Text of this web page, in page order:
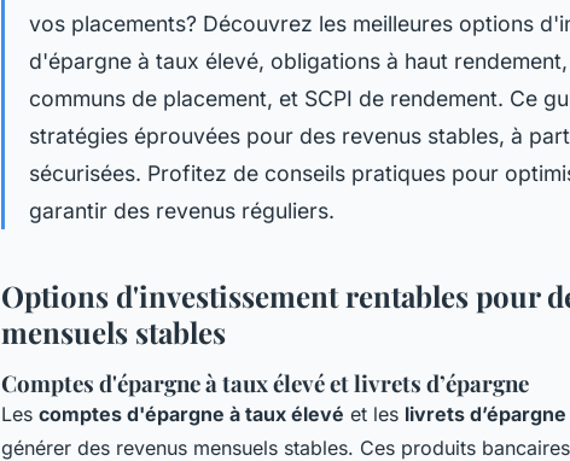
vos placements? Découvrez les meilleures options
d'épargne à taux élevé, obligations à haut
communs de placement, et SCPI de rendement. Ce
stratégies éprouvées pour des revenus stables, à
sécurisées. Profitez de conseils pratiques pour
garantir des revenus réguliers.
Options d'investissement rentables pour
mensuels stables
Comptes d'épargne à taux élevé et livrets d’épargne
Les comptes d'épargne à taux élevé et les livrets d’épargne
générer des revenus mensuels stables. Ces produits